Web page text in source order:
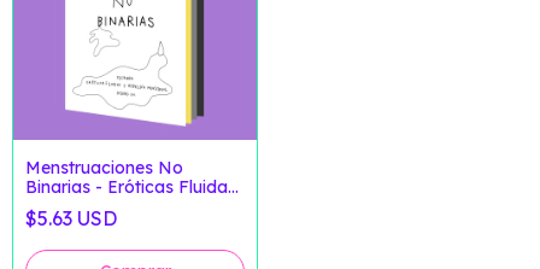
Menstruaciones No
Binarias - Eróticas Fluidas
y Rebeldía Menstrual
(Versión Digital)
$5.63 USD